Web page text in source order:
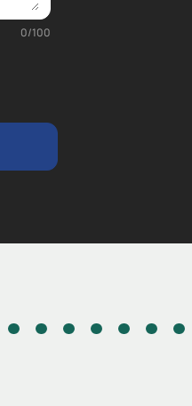
0/100